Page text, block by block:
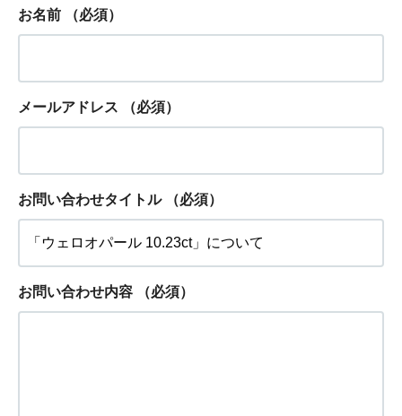
お名前 （必須）
メールアドレス （必須）
お問い合わせタイトル （必須）
お問い合わせ内容 （必須）